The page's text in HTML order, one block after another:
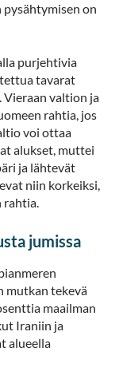
on
purjehtivia
tavarat
Vieraan valtion ja
rahtia, jos
voi ottaa
alukset, muttei
ja lähtevät
niin korkeiksi,
rahtia.
jumissa
mutkan tekevä
maailman
Iraniin ja
alueella